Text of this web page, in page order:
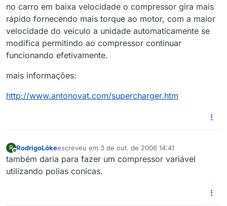
no carro em baixa velocidade o compressor gira mais
rápido fornecendo mais torque ao motor, com a maior
velocidade do veiculo a unidade automaticamente se
modifica permitindo ao compressor continuar
funcionando efetivamente.
mais informações:
http://www.antonovat.com/supercharger.htm
R
Offline
RodrigoLókeescreveu em 3 de out. de 2006 14:41
última edição por
também daria para fazer um compressor variável
utilizando polias conicas.